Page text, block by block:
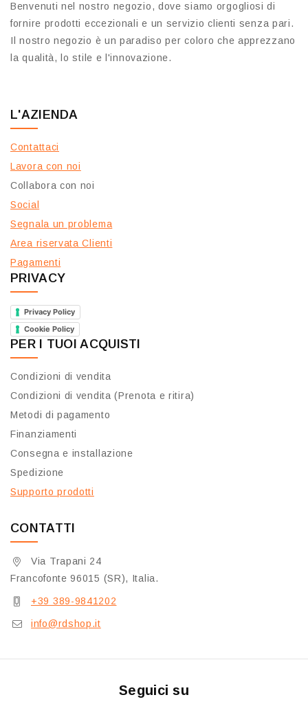
Benvenuti nel nostro negozio, dove siamo orgogliosi di
fornire prodotti eccezionali e un servizio clienti senza pari.
Il nostro negozio è un paradiso per coloro che apprezzano
la qualità, lo stile e l'innovazione.
L'AZIENDA
Contattaci
Lavora con noi
Collabora con noi
Social
Segnala un problema
Area riservata Clienti
Pagamenti
PRIVACY
Privacy Policy
Cookie Policy
PER I TUOI ACQUISTI
Condizioni di vendita
Condizioni di vendita (Prenota e ritira)
Metodi di pagamento
Finanziamenti
Consegna e installazione
Spedizione
Supporto prodotti
CONTATTI
Via Trapani 24
Francofonte 96015 (SR), Italia.
+39 389-9841202
info@rdshop.it
Seguici su